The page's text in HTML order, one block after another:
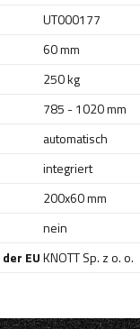
UT000177
60 mm
250 kg
785 - 1020 mm
automatisch
integriert
200x60 mm
nein
EUKNOTT Sp. z o. o.